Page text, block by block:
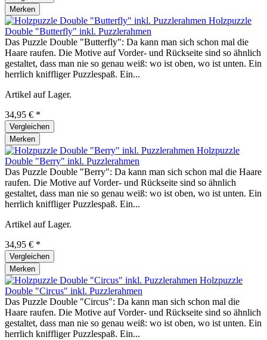
Merken
Holzpuzzle
Double "Butterfly" inkl. Puzzlerahmen
Das Puzzle Double "Butterfly": Da kann man sich schon mal die
Haare raufen. Die Motive auf Vorder- und Rückseite sind so ähnlich
gestaltet, dass man nie so genau weiß: wo ist oben, wo ist unten. Ein
herrlich kniffliger Puzzlespaß. Ein...
Artikel auf Lager.
34,95 € *
Vergleichen
Merken
Holzpuzzle
Double "Berry" inkl. Puzzlerahmen
Das Puzzle Double "Berry": Da kann man sich schon mal die Haare
raufen. Die Motive auf Vorder- und Rückseite sind so ähnlich
gestaltet, dass man nie so genau weiß: wo ist oben, wo ist unten. Ein
herrlich kniffliger Puzzlespaß. Ein...
Artikel auf Lager.
34,95 € *
Vergleichen
Merken
Holzpuzzle
Double "Circus" inkl. Puzzlerahmen
Das Puzzle Double "Circus": Da kann man sich schon mal die
Haare raufen. Die Motive auf Vorder- und Rückseite sind so ähnlich
gestaltet, dass man nie so genau weiß: wo ist oben, wo ist unten. Ein
herrlich kniffliger Puzzlespaß. Ein...